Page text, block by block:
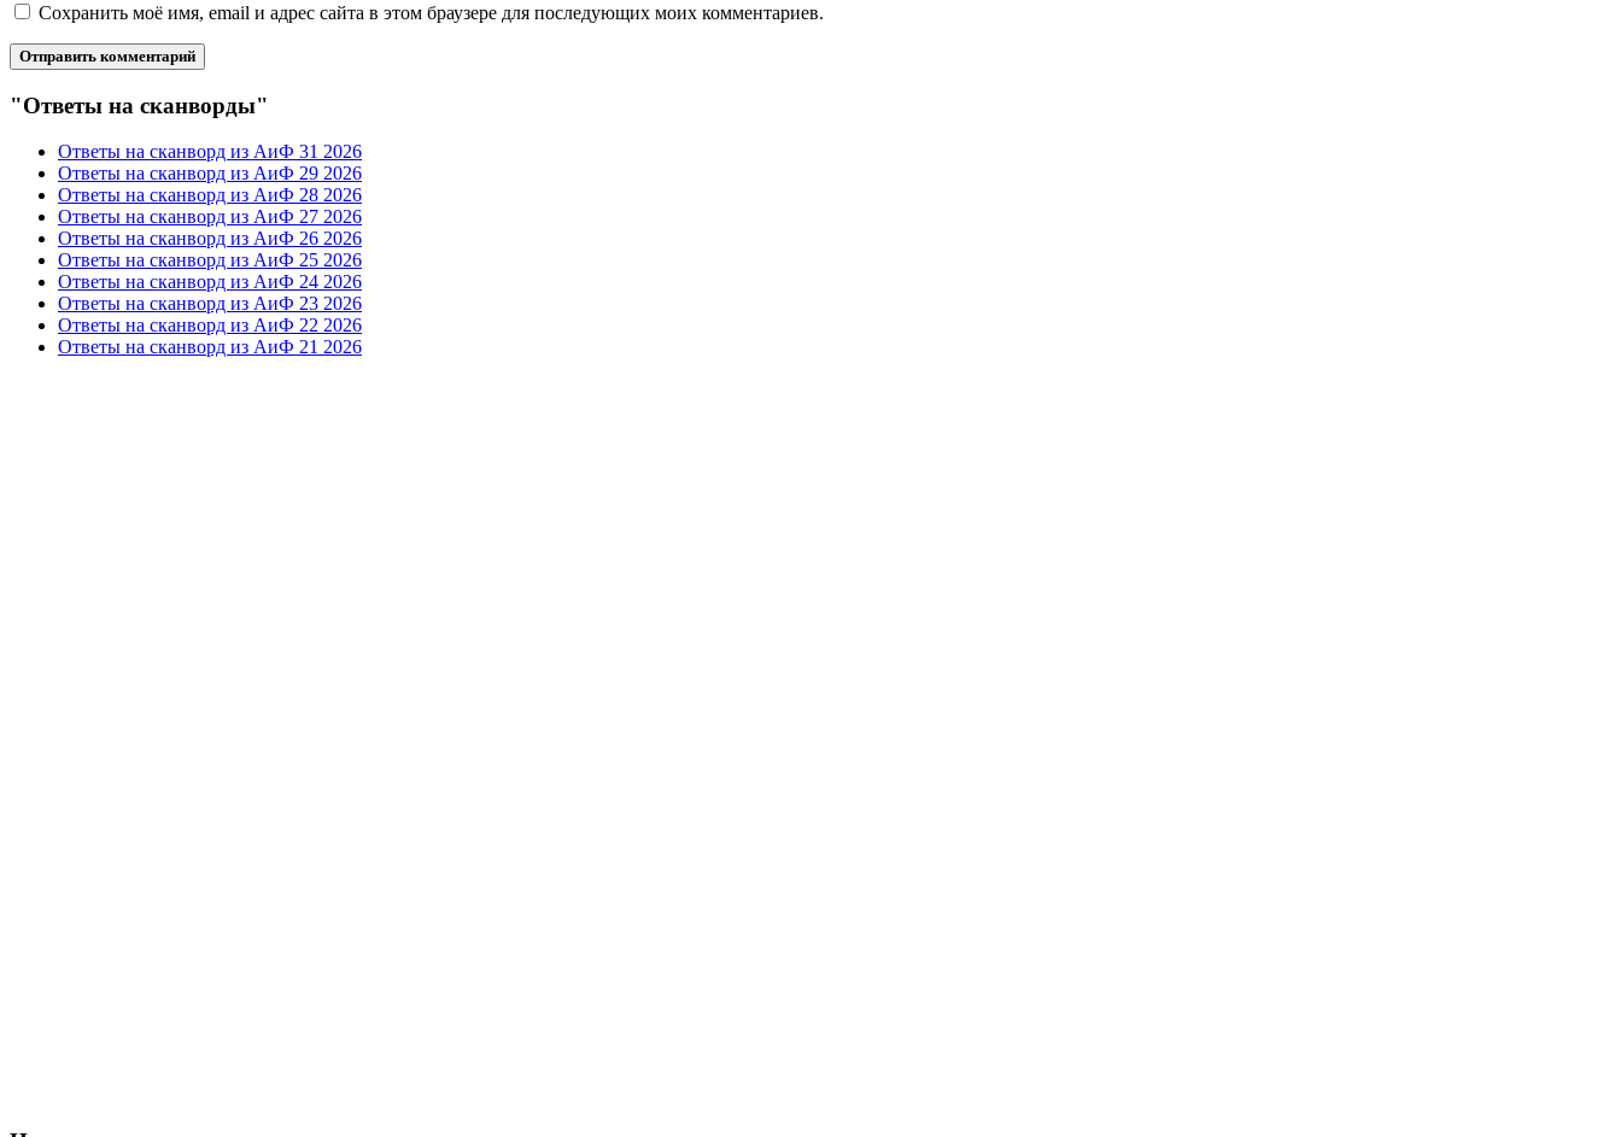
Сохранить моё имя, email и адрес сайта в этом браузере для последующих моих комментариев.
"Ответы на сканворды"
Ответы на сканворд из АиФ 31 2026
Ответы на сканворд из АиФ 29 2026
Ответы на сканворд из АиФ 28 2026
Ответы на сканворд из АиФ 27 2026
Ответы на сканворд из АиФ 26 2026
Ответы на сканворд из АиФ 25 2026
Ответы на сканворд из АиФ 24 2026
Ответы на сканворд из АиФ 23 2026
Ответы на сканворд из АиФ 22 2026
Ответы на сканворд из АиФ 21 2026